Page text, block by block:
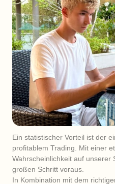
Ein statistischer Vorteil ist der
profitablem Trading. Mit einer
Wahrscheinlichkeit auf unserer
großen Schritt voraus.
In Kombination mit dem